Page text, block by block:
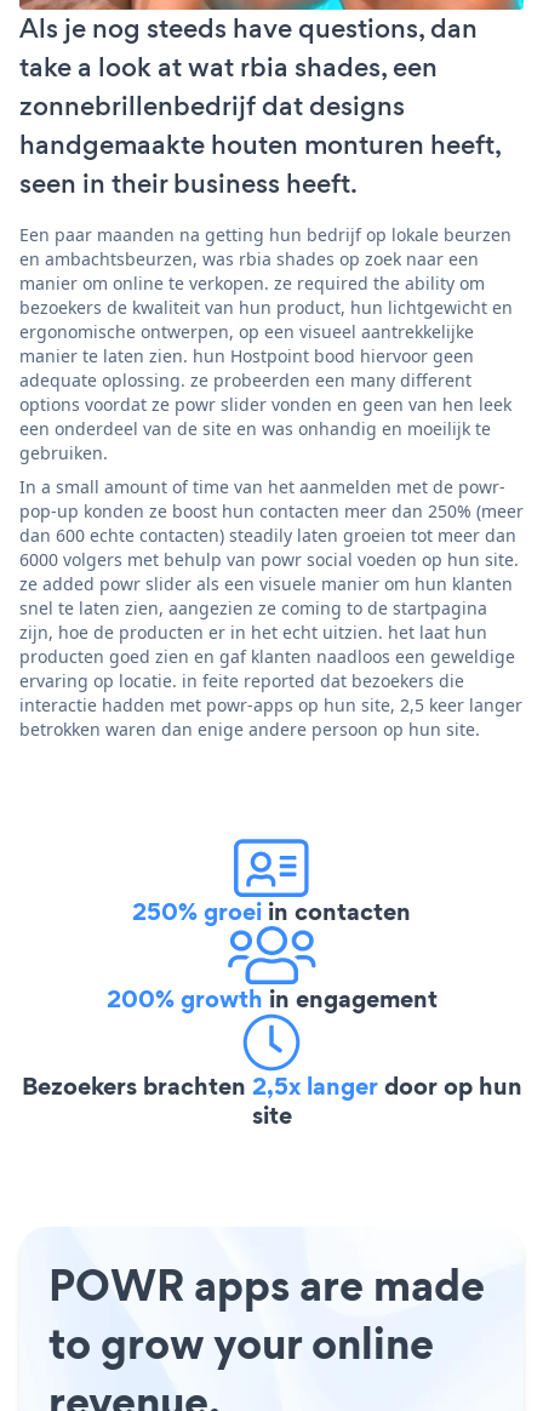
Als je nog steeds have questions, dan
take a look at wat rbia shades, een
zonnebrillenbedrijf dat designs
handgemaakte houten monturen heeft,
seen in their business heeft.
Een paar maanden na getting hun bedrijf op lokale beurzen
en ambachtsbeurzen, was rbia shades op zoek naar een
manier om online te verkopen. ze required the ability om
bezoekers de kwaliteit van hun product, hun lichtgewicht en
ergonomische ontwerpen, op een visueel aantrekkelijke
manier te laten zien. hun Hostpoint bood hiervoor geen
adequate oplossing. ze probeerden een many different
options voordat ze powr slider vonden en geen van hen leek
een onderdeel van de site en was onhandig en moeilijk te
gebruiken.
In a small amount of time van het aanmelden met de powr-
pop-up konden ze boost hun contacten meer dan 250% (meer
dan 600 echte contacten) steadily laten groeien tot meer dan
6000 volgers met behulp van powr social voeden op hun site.
ze added powr slider als een visuele manier om hun klanten
snel te laten zien, aangezien ze coming to de startpagina
zijn, hoe de producten er in het echt uitzien. het laat hun
producten goed zien en gaf klanten naadloos een geweldige
ervaring op locatie. in feite reported dat bezoekers die
interactie hadden met powr-apps op hun site, 2,5 keer langer
betrokken waren dan enige andere persoon op hun site.
250% groei in contacten
200% growth in engagement
Bezoekers brachten 2,5x langerdoor op hun
site
POWR apps are made
to grow your online